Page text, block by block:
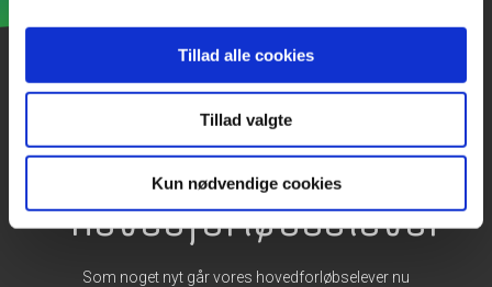
Tillad alle cookies
Tillad valgte
Kun nødvendige cookies
Nyt: 4-dages uge
for
hovedforløbselever
Som noget nyt går vores hovedforløbselever nu